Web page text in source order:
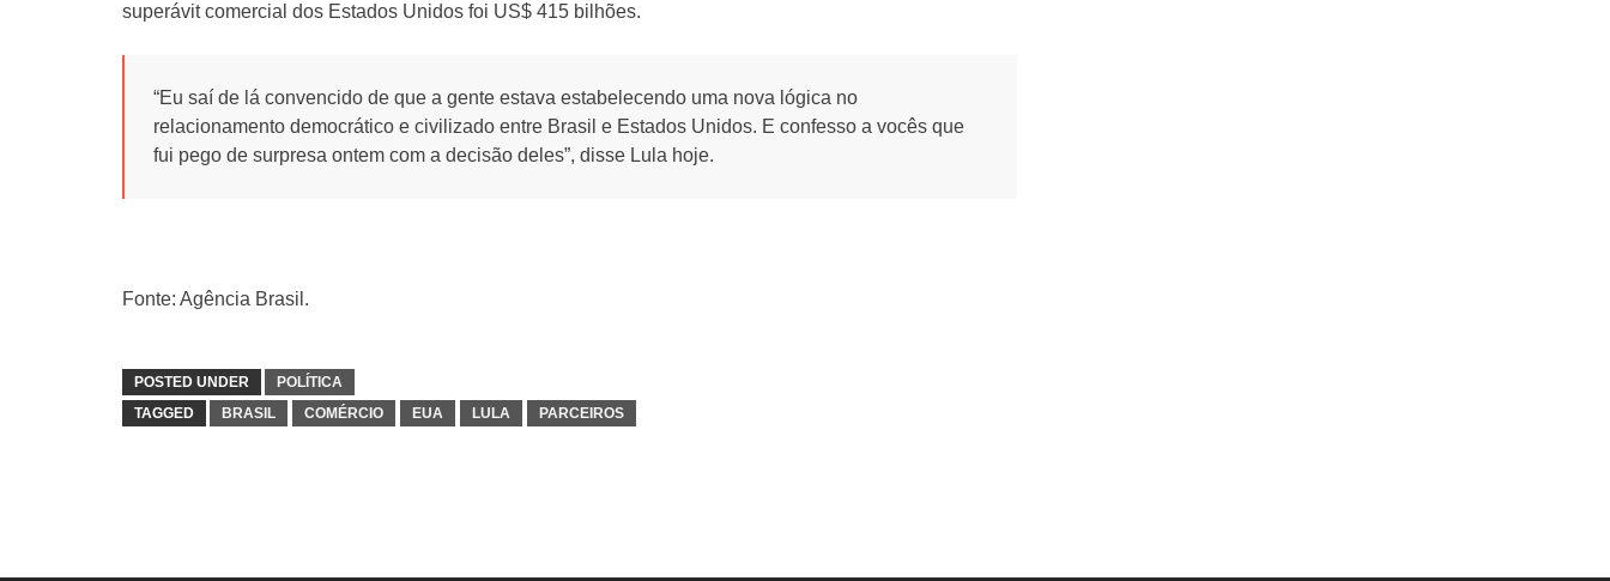
superávit comercial dos Estados Unidos foi US$ 415 bilhões.
“Eu saí de lá convencido de que a gente estava estabelecendo uma nova lógica no
relacionamento democrático e civilizado entre Brasil e Estados Unidos. E confesso a vocês que
fui pego de surpresa ontem com a decisão deles”, disse Lula hoje.
Fonte: Agência Brasil.
POSTED UNDER
POLÍTICA
TAGGED
BRASIL COMÉRCIO EUA LULA PARCEIROS